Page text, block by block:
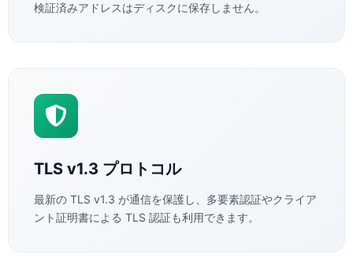
検証済みアドレスはディスクに保存しません。
TLS v1.3 プロトコル
最新の TLS v1.3 が通信を保護し、多要素認証やクライア
ント証明書による TLS 認証も利用できます。